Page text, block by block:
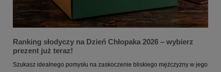
Ranking słodyczy na Dzień Chłopaka 2026 – wybierz
prezent już teraz!
Szukasz idealnego pomysłu na zaskoczenie bliskiego mężczyzny w jego